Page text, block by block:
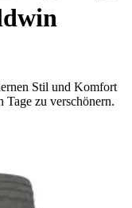
Stil und Komfort
Tage zu verschönern.